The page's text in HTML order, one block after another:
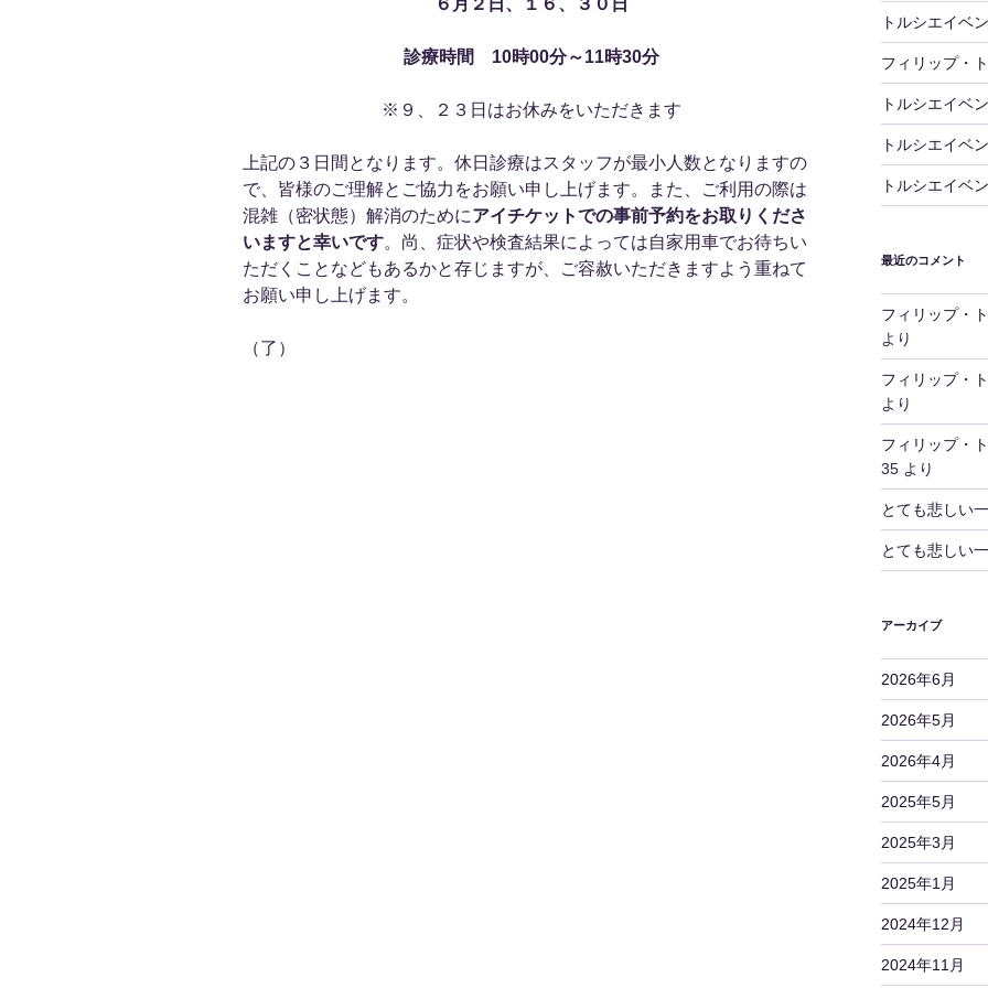
診療時間 10時00分～11時30分
※９、２３日はお休みをいただきます
上記の３日間となります。休日診療はスタッフが最小人数となりますの
で、皆様のご理解とご協力をお願い申し上げます。また、ご利用の際は
混雑（密状態）解消のためにアイチケットでの事前予約をお取りくださ
いますと幸いです。尚、症状や検査結果によっては自家用車でお待ちい
ただくことなどもあるかと存じますが、ご容赦いただきますよう重ねて
お願い申し上げます。
（了）
トルシエイベ
フィリップ・
トルシエイベ
トルシエイベ
トルシエイベ
最近のコメント
フィリップ・
より
フィリップ・
より
フィリップ・
35より
とても悲しい
とても悲しい
アーカイブ
2026年6月
2026年5月
2026年4月
2025年5月
2025年3月
2025年1月
2024年12月
2024年11月